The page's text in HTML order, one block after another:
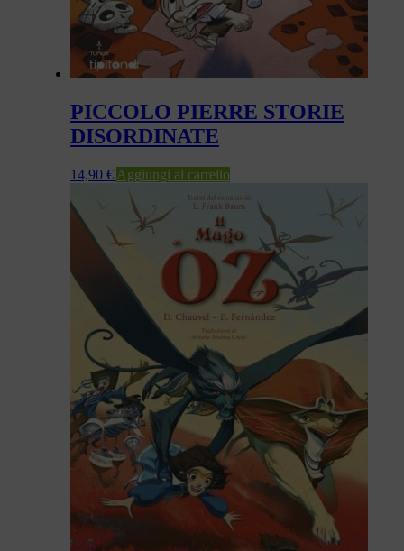
PICCOLO PIERRE STORIE
DISORDINATE
14,90 € Aggiungi al carrello